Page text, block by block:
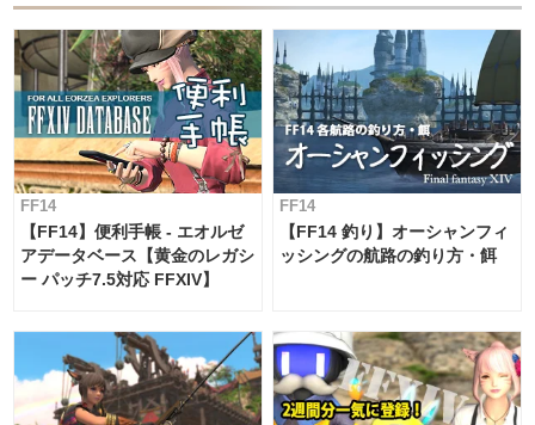
FF14
【FF14】便利手帳 - エオルゼ
アデータベース【黄金のレガシ
ー パッチ7.5対応 FFXIV】
FF14
【FF14 釣り】オーシャンフィ
ッシングの航路の釣り方・餌